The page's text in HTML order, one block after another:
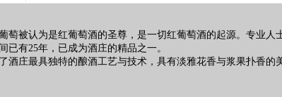
萄被认为是红葡萄酒的圣尊，是一切红葡萄酒的起源。专业
有25年，已成为酒庄的精品之一。
酒庄最具独特的酿酒工艺与技术，具有淡雅花香与浆果扑香